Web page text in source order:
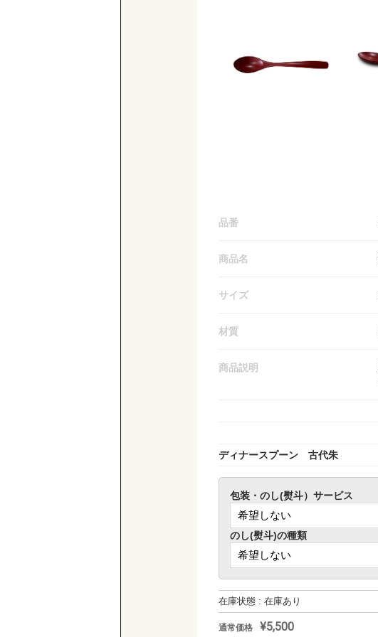
品番
商品名
サイズ
材質
商品説明
ディナースプーン 古代朱
包装・のし(熨斗）サービス
のし(熨斗)の種類
在庫状態 : 在庫あり
¥5,500